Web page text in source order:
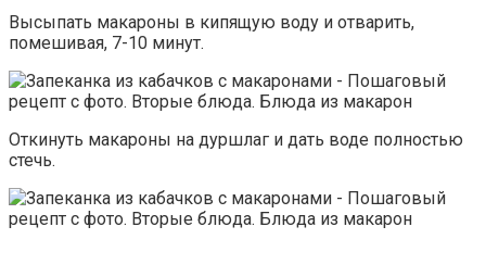
Высыпать макароны в кипящую воду и отварить,
помешивая, 7-10 минут.
Откинуть макароны на дуршлаг и дать воде полностью
стечь.